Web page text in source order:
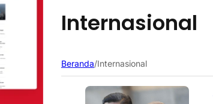
Internasional
Beranda/Internasional